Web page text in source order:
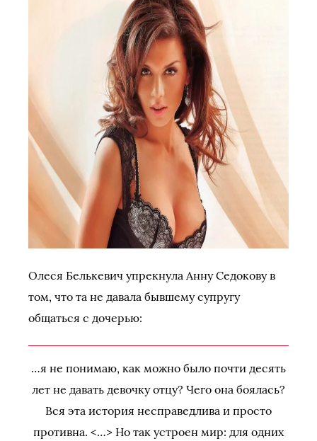
Олеся Белькевич упрекнула Анну Седокову в
том, что та не давала бывшему супругу
общаться с дочерью:
…я не понимаю, как можно было почти десять
лет не давать девочку отцу? Чего она боялась?
Вся эта история несправедлива и просто
противна. <…> Но так устроен мир: для одних